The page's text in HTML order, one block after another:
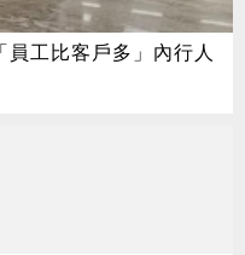
工比客戶多」內行人